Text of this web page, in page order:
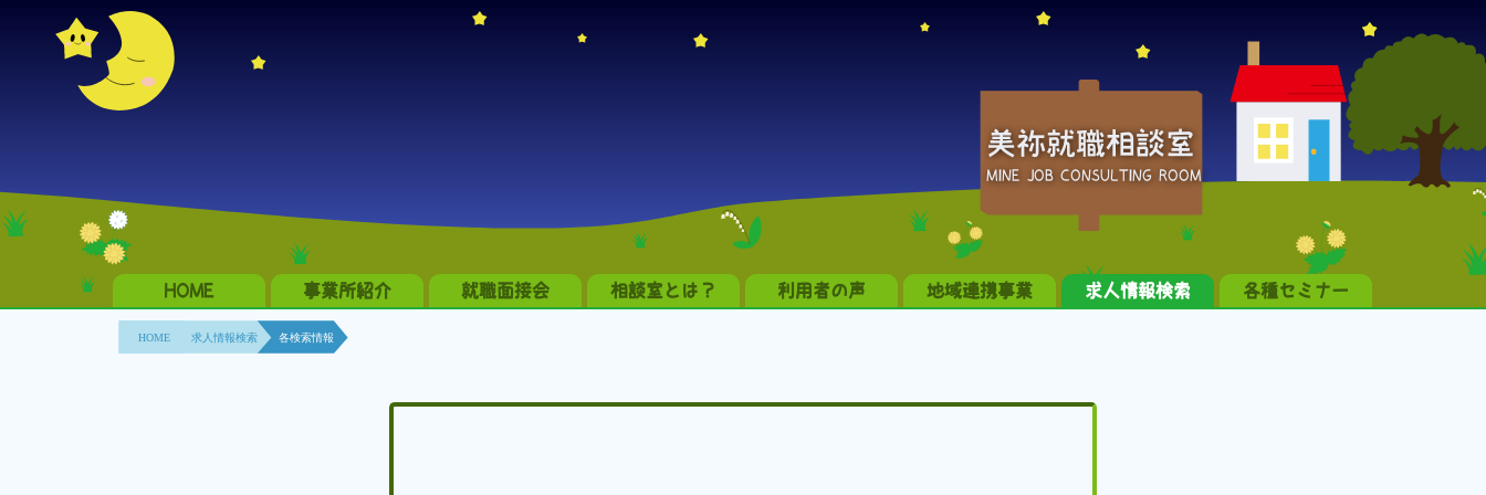
美祢就職相談室
MINE JOB CONSULTING ROOM
HOME 事業所紹介 就職面接会 相談室とは？ 利用者の声 地域連携事業 求人情報検索 各種セミナー
HOME 求人情報検索 各検索情報